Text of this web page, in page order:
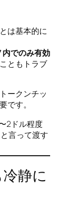
は基本的に
でのみ有効
ともトラブ
ークンチッ
です。
2ドル程度
言って渡す
静に